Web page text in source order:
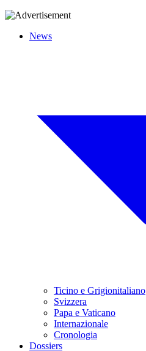
News
Ticino e Grigionitaliano
Svizzera
Papa e Vaticano
Internazionale
Cronologia
Dossiers